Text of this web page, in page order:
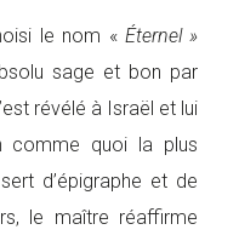
le nom « Éternel »
sage et bon par
révélé à Israël et lui
comme quoi la plus
d’épigraphe et de
le maître réaffirme